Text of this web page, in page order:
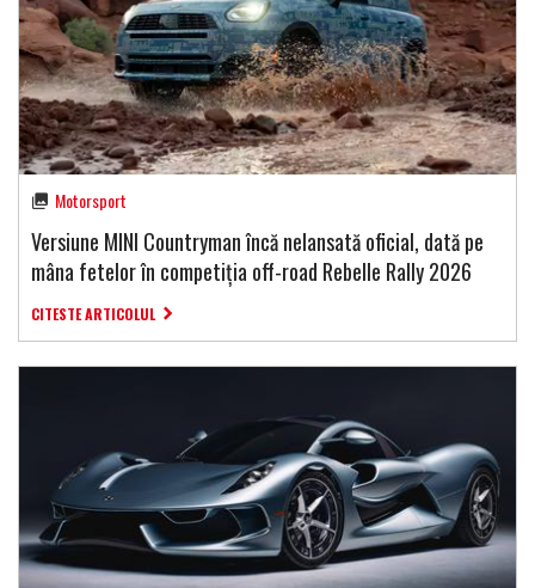
Motorsport
Versiune MINI Countryman încă nelansată oficial, dată pe
mâna fetelor în competiția off-road Rebelle Rally 2026
CITESTE ARTICOLUL